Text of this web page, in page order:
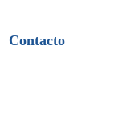
Contacto